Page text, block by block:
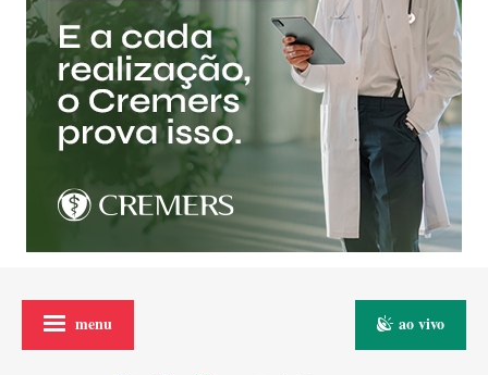
menu ao vivo